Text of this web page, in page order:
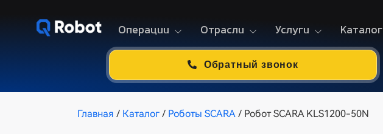
Операции Отрасли Услуги Каталог
Обратный звонок
Главная / Каталог / Роботы SCARA / Робот SCARA KLS1200-50N